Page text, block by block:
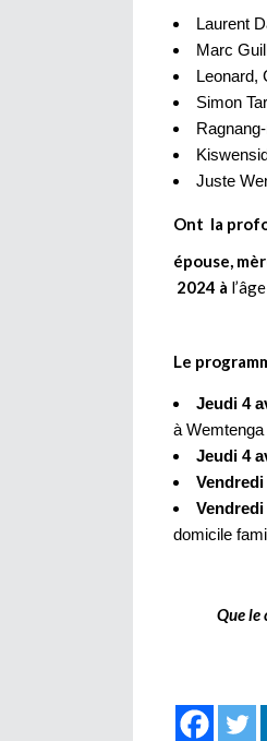
Laurent
Marc
Leonard,
Simon
Juste
Ont la
épouse,
2024 à
Le
Jeudi 4
à Wemtenga
Jeudi 4
domicile
Quele